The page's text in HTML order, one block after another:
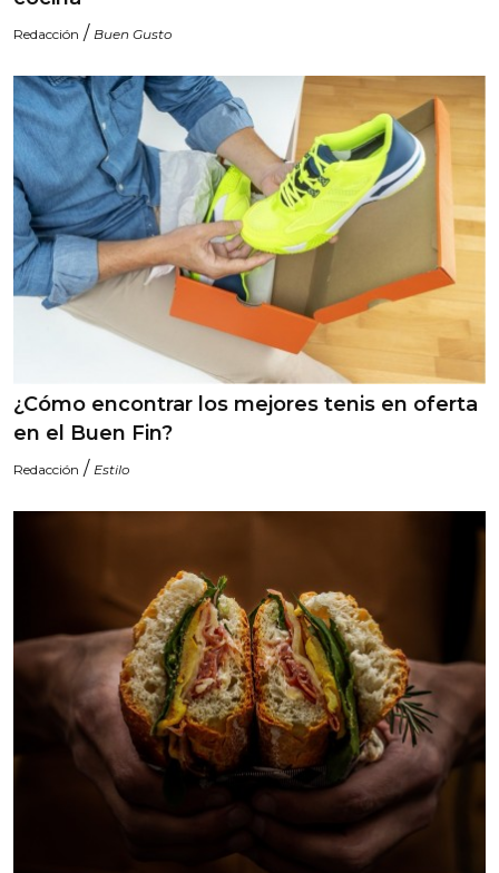
Redacción / Buen Gusto
¿Cómo encontrar los mejores tenis en oferta
en el Buen Fin?
Redacción / Estilo